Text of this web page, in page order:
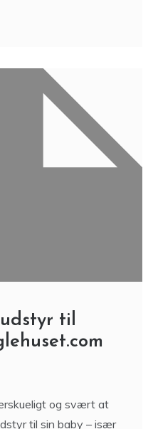
til
og svært at
til sin baby – især